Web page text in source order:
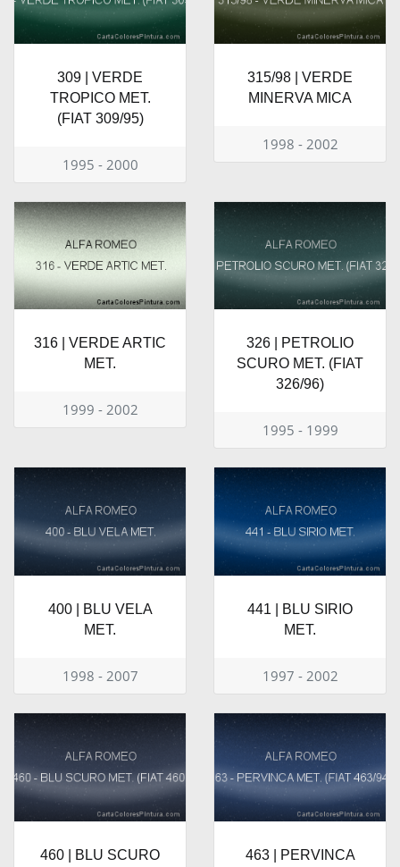
309 | VERDE
TROPICO MET.
(FIAT 309/95)
1995 - 2000
315/98 | VERDE
MINERVA MICA
1998 - 2002
316 | VERDE ARTIC
MET.
1999 - 2002
326 | PETROLIO
SCURO MET. (FIAT
326/96)
1995 - 1999
400 | BLU VELA
MET.
1998 - 2007
441 | BLU SIRIO
MET.
1997 - 2002
460 | BLU SCURO 463 | PERVINCA